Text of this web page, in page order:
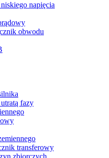
napięcia
obwodu
fazy
transferowy